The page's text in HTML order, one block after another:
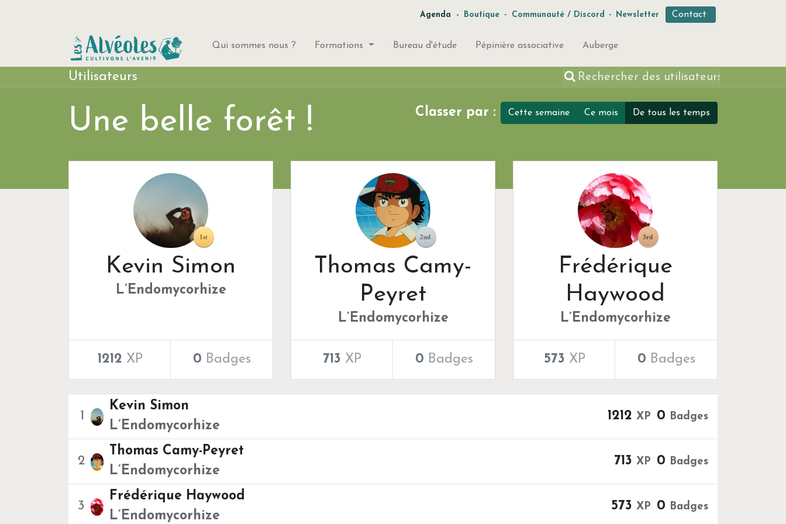
Agenda - Boutique - Communauté / Discord - Newsletter Contact
Qui sommes nous ? Formations Bureau d'étude Pépinière associative Auberge
Utilisateurs
Une belle forêt ! Classer par : Cette semaine Ce mois De tous les temps
Kevin Simon
L’Endomycorhize
1212 XP 0 Badges
Thomas Camy-
Peyret
L’Endomycorhize
713 XP 0 Badges
Frédérique
Haywood
L’Endomycorhize
573 XP 0 Badges
1
Kevin Simon
L’Endomycorhize
1212 XP 0 Badges
2
Thomas Camy-Peyret
L’Endomycorhize
713 XP 0 Badges
3
Frédérique Haywood
L’Endomycorhize
573 XP 0 Badges